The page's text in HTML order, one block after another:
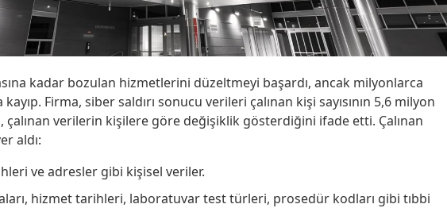
kadar bozulan hizmetlerini düzeltmeyi başardı, ancak milyonlarca
Firma, siber saldırı sonucu verileri çalınan kişi sayısının 5,6 milyon
çalınan verilerin kişilere göre değişiklik gösterdiğini ifade etti. Çalınan
aldı:
ve adresler gibi kişisel veriler.
hizmet tarihleri, laboratuvar test türleri, prosedür kodları gibi tıbbi